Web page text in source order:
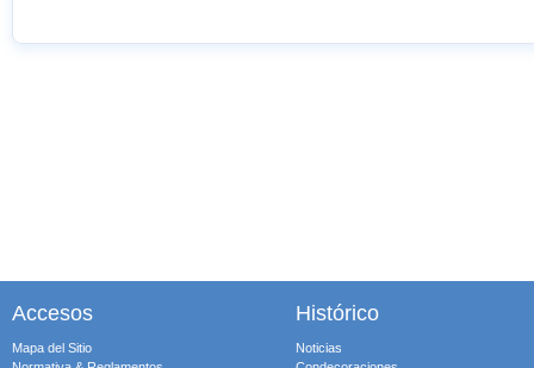
Accesos
Mapa del Sitio
Histórico
Noticias